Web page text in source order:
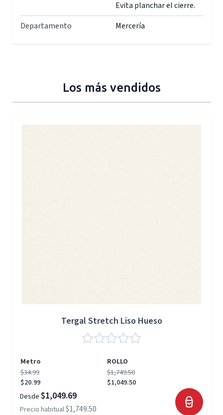
Evita planchar el cierre.
Departamento
Mercería
Los más vendidos
Tergal Stretch Liso Hueso
Metro
ROLLO
$34.99
$20.99
$1,749.50
$1,049.50
Desde $1,049.69
Precio habitual$1,749.50